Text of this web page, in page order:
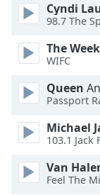
Caption
Area
Background
Cyndi
98.7 The
The
WIFC
Queen
Passport
Michael
103.1 Jack
Van
Feel The